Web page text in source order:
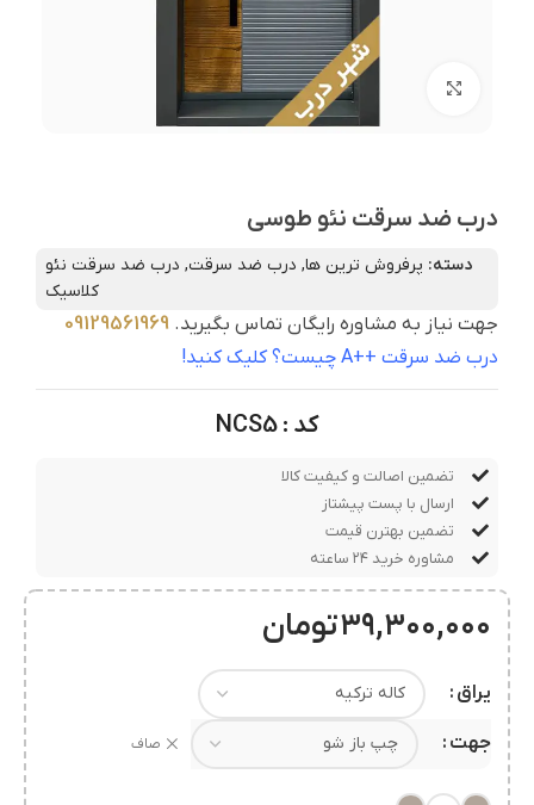
برای بزرگنمایی کلیک کنید
درب ضد سرقت نئو طوسی
دسته: پرفروش ترین ها, درب ضد سرقت, درب ضد سرقت نئو
کلاسیک
جهت نیاز به مشاوره رایگان تماس بگیرید. 09129561969
درب ضد سرقت ++A چیست؟ کلیک کنید!
کد : NCS5
تضمین اصالت و کیفیت کالا
ارسال با پست پیشتاز
تضمین بهترن قیمت
مشاوره خرید ۲۴ ساعته
۳۹,۳۰۰,۰۰۰تومان
یراق
جهت صاف